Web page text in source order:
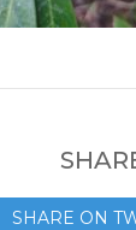
SHARE ON